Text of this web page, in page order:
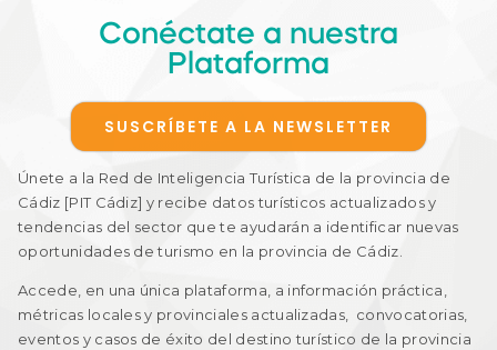
Conéctate a nuestra
Plataforma
SUSCRÍBETE A LA NEWSLETTER
Únete a la Red de Inteligencia Turística de la provincia de
Cádiz [PIT Cádiz] y recibe datos turísticos actualizados y
tendencias del sector que te ayudarán a identificar nuevas
oportunidades de turismo en la provincia de Cádiz.
Accede, en una única plataforma, a información práctica,
métricas locales y provinciales actualizadas, convocatorias,
eventos y casos de éxito del destino turístico de la provincia